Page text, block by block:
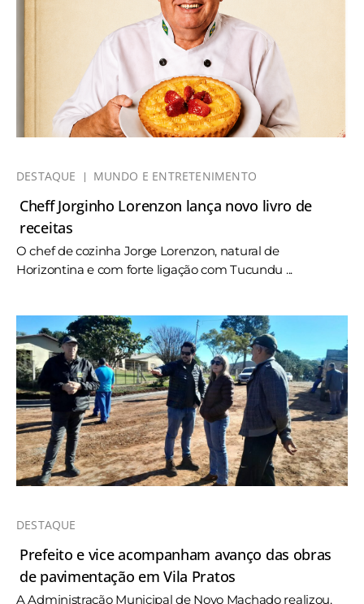
DESTAQUE MUNDO E ENTRETENIMENTO
Cheff Jorginho Lorenzon lança novo livro de
receitas
O chef de cozinha Jorge Lorenzon, natural de
Horizontina e com forte ligação com Tucundu ...
DESTAQUE
Prefeito e vice acompanham avanço das obras
de pavimentação em Vila Pratos
A Administração Municipal de Novo Machado realizou,